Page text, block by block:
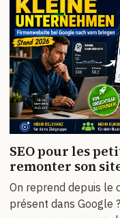
SEO pour les
remonter son
On reprend depuis le
présent dans Google